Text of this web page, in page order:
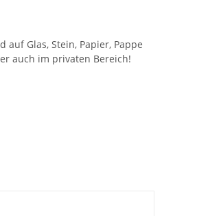
auf Glas, Stein, Papier, Pappe
auch im privaten Bereich!